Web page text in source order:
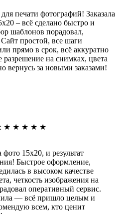
печати фотографий! Заказала
– всё сделано быстро и
шаблонов порадовал,
простой, все шаги
прямо в срок, всё аккуратно
разрешение на снимках, цвета
вернусь за новыми заказами!
: ★ ★ ★ ★ ★
фото 15х20, и результат
Быстрое оформление,
в высоком качестве
четкость изображения на
оперативный сервис.
— всё пришло целым и
всем, кто ценит